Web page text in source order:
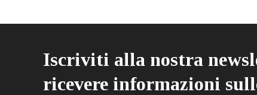
Iscriviti alla nostra
ricevere informazioni